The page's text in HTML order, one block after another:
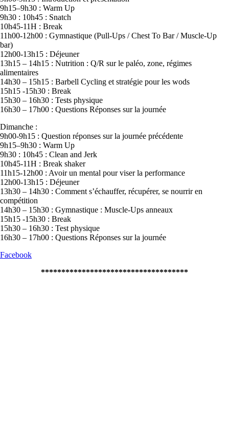
9h15–9h30 : Warm Up
9h30 : 10h45 : Snatch
10h45-11H : Break
11h00-12h00 : Gymnastique (Pull-Ups / Chest To Bar / Muscle-Up
bar)
12h00-13h15 : Déjeuner
13h15 – 14h15 : Nutrition : Q/R sur le paléo, zone, régimes
alimentaires
14h30 – 15h15 : Barbell Cycling et stratégie pour les wods
15h15 -15h30 : Break
15h30 – 16h30 : Tests physique
16h30 – 17h00 : Questions Réponses sur la journée
Dimanche :
9h00-9h15 : Question réponses sur la journée précédente
9h15–9h30 : Warm Up
9h30 : 10h45 : Clean and Jerk
10h45-11H : Break shaker
11h15-12h00 : Avoir un mental pour viser la performance
12h00-13h15 : Déjeuner
13h30 – 14h30 : Comment s’échauffer, récupérer, se nourrir en
compétition
14h30 – 15h30 : Gymnastique : Muscle-Ups anneaux
15h15 -15h30 : Break
15h30 – 16h30 : Test physique
16h30 – 17h00 : Questions Réponses sur la journée
Facebook
************************************